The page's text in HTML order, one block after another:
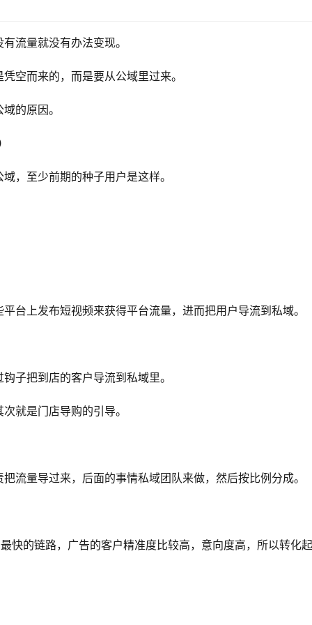
流量就没有办法变现。
空而来的，而是要从公域里过来。
的原因。
，至少前期的种子用户是这样。
台上发布短视频来获得平台流量，进而把用户导流到私域。
子把到店的客户导流到私域里。
就是门店导购的引导。
流量导过来，后面的事情私域团队来做，然后按比例分成。
快的链路，广告的客户精准度比较高，意向度高，所以转化